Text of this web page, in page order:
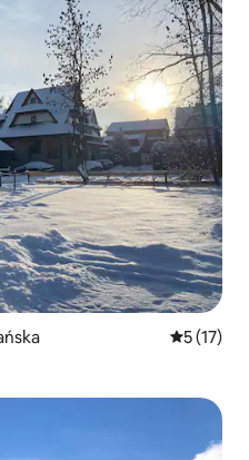
hóspedes
5 de uma
5 (17)
hóspedes